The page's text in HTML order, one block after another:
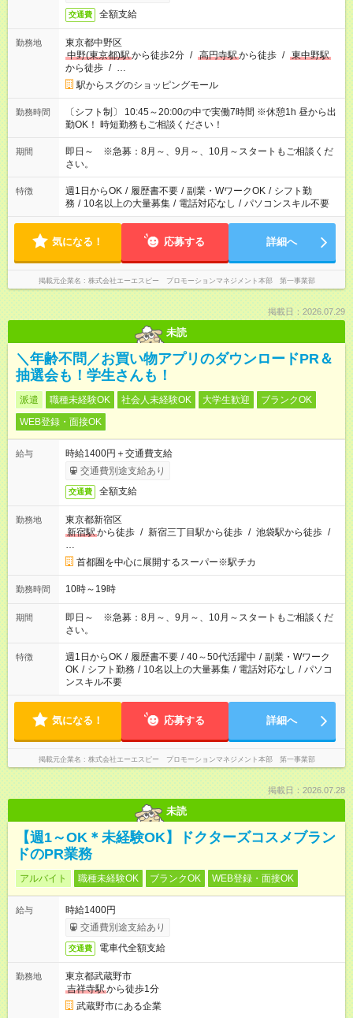
交通費 全額支給
勤務地
東京都中野区
中野(東京都)駅から徒歩2分 / 高円寺駅から徒歩 / 東中野駅
から徒歩 / …
駅からスグのショッピングモール
勤務時間
〔シフト制〕 10:45～20:00の中で実働7時間 ※休憩1h 昼から出
勤OK！ 時短勤務もご相談ください！
期間
即日～ ※急募：8月～、9月～、10月～スタートもご相談くだ
さい。
特徴 週1日からOK / 履歴書不要 / 副業・WワークOK / シフト勤
務 / 10名以上の大量募集 / 電話対応なし / パソコンスキル不要
気になる！ 応募する 詳細へ
掲載元企業名 株式会社エーエスピー プロモーションマネジメント本部 第一事業部
掲載日：2026.07.29
未読
＼年齢不問／お買い物アプリのダウンロードPR＆
抽選会も！学生さんも！
派遣 職種未経験OK 社会人未経験OK 大学生歓迎
ブランクOK
WEB登録・面接OK
給与
時給1400円＋交通費支給
交通費別途支給あり
交通費 全額支給
勤務地
東京都新宿区
新宿駅から徒歩 / 新宿三丁目駅から徒歩 / 池袋駅から徒歩 /
…
首都圏を中心に展開するスーパー※駅チカ
勤務時間 10時～19時
期間
即日～ ※急募：8月～、9月～、10月～スタートもご相談くだ
さい。
特徴 週1日からOK / 履歴書不要 / 40～50代活躍中 / 副業・Wワーク
OK / シフト勤務 / 10名以上の大量募集 / 電話対応なし / パソコ
ンスキル不要
気になる！ 応募する 詳細へ
掲載元企業名 株式会社エーエスピー プロモーションマネジメント本部 第一事業部
掲載日：2026.07.28
未読
【週1～OK＊未経験OK】ドクターズコスメブラン
ドのPR業務
アルバイト 職種未経験OK ブランクOK WEB登録・面接OK
給与
時給1400円
交通費別途支給あり
交通費 電車代全額支給
勤務地
東京都武蔵野市
吉祥寺駅から徒歩1分
武蔵野市にある企業